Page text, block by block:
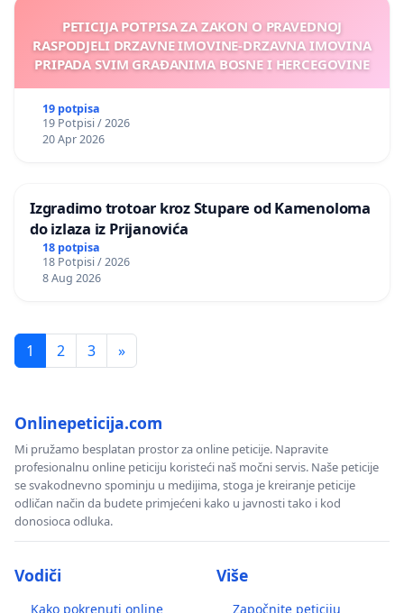
PETICIJA POTPISA ZA ZAKON O PRAVEDNOJ
RASPODJELI DRZAVNE IMOVINE-DRZAVNA IMOVINA
PRIPADA SVIM GRAĐANIMA BOSNE I HERCEGOVINE
19 potpisa
19 Potpisi / 2026
20 Apr 2026
Izgradimo trotoar kroz Stupare od Kamenoloma
do izlaza iz Prijanovića
18 potpisa
18 Potpisi / 2026
8 Aug 2026
1 2 3 »
Onlinepeticija.com
Mi pružamo besplatan prostor za online peticije. Napravite
profesionalnu online peticiju koristeći naš močni servis. Naše peticije
se svakodnevno spominju u medijima, stoga je kreiranje peticije
odličan način da budete primjećeni kako u javnosti tako i kod
donosioca odluka.
Vodiči
Kako pokrenuti online
Više
Započnite peticiju